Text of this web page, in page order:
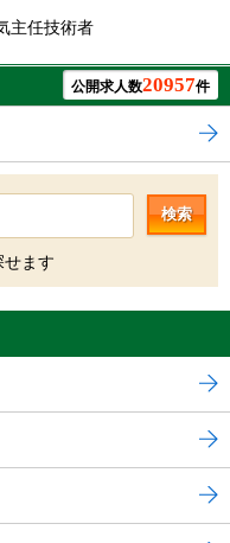
主任技術者
公開求人数20957件
検索
ます